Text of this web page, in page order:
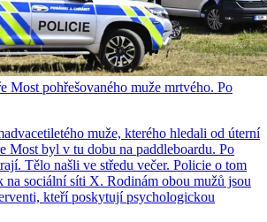
Most pohřešovaného muže mrtvého. Po
muže, kterého hledali od úterní
Most byl v tu dobu na paddleboardu. Po
Tělo našli ve středu večer. Policie o tom
na sociální síti X. Rodinám obou mužů jsou
kteří poskytují psychologickou